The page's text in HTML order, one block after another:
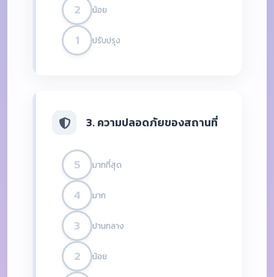
2 น้อย
1 ปรับปรุง
3. ความปลอดภัยของสถานที่
5 มากที่สุด
4 มาก
3 ปานกลาง
2 น้อย